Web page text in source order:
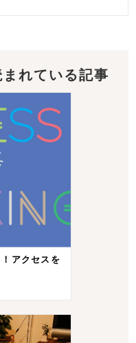
れている記事
アクセスを